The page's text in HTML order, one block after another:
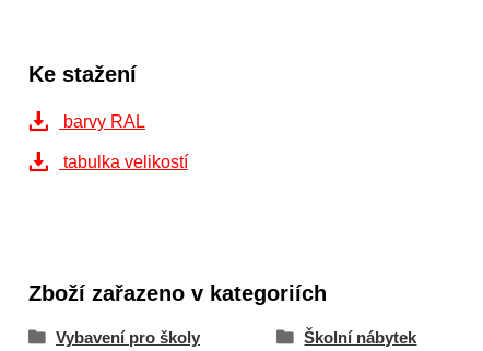
Ke stažení
barvy RAL
tabulka velikostí
Zboží zařazeno v kategoriích
Vybavení pro školy Školní nábytek